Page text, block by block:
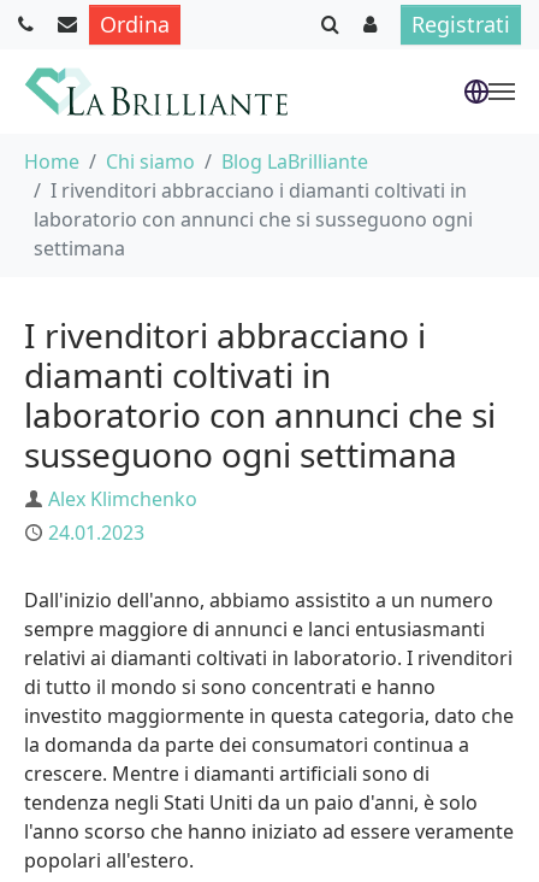
Ordina Registrati
Home Chi siamo
Blog LaBrilliante
I rivenditori abbracciano i diamanti coltivati in
laboratorio con annunci che si susseguono ogni
settimana
I rivenditori abbracciano i
diamanti coltivati in
laboratorio con annunci che si
susseguono ogni settimana
Author
Alex Klimchenko
Published
24.01.2023
Dall'inizio dell'anno, abbiamo assistito a un numero
sempre maggiore di annunci e lanci entusiasmanti
relativi ai diamanti coltivati in laboratorio. I rivenditori
di tutto il mondo si sono concentrati e hanno
investito maggiormente in questa categoria, dato che
la domanda da parte dei consumatori continua a
crescere. Mentre i diamanti artificiali sono di
tendenza negli Stati Uniti da un paio d'anni, è solo
l'anno scorso che hanno iniziato ad essere veramente
popolari all'estero.